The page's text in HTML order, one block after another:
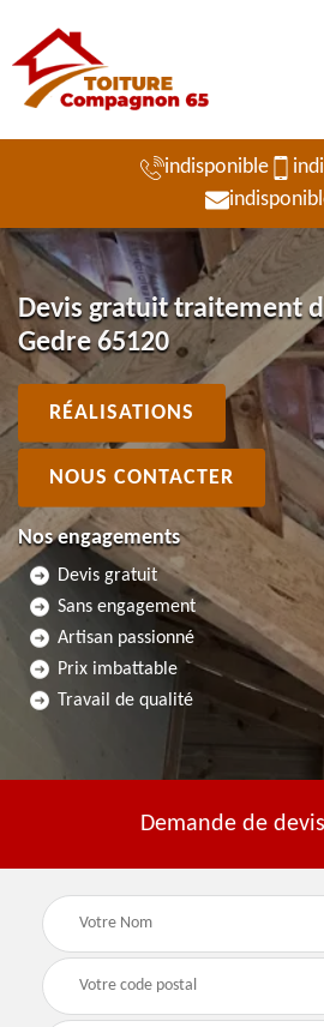
indisponible
Devis gratuit traitement
Gedre 65120
RÉALISATIONS
NOUS CONTACTER
Nos engagements
Devis gratuit
Sans engagement
Artisan passionné
Prix imbattable
Travail de qualité
Demande de